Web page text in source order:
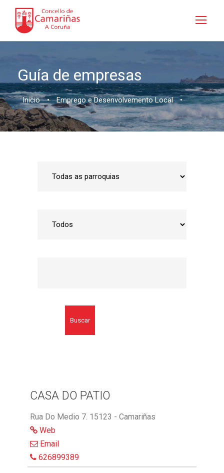
Guía de empresas
Inicio • Emprego e Desenvolvemento Local •
Buscar
CASA DO PATIO
Rua Do Medio 7. 15123 - Camariñas
Web
Email
626899389